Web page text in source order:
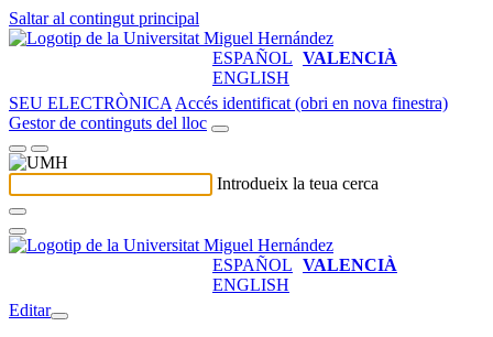
Saltar al contingut principal
ESPAÑOL VALENCIÀ
ENGLISH
SEU ELECTRÒNICA Accés identificat (obri en nova finestra)
Gestor de continguts del lloc
Introdueix la teua cerca
ESPAÑOL VALENCIÀ
ENGLISH
Editar